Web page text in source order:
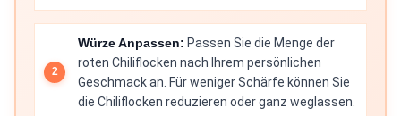
Würze Anpassen: Passen Sie die Menge der
roten Chiliflocken nach Ihrem persönlichen
Geschmack an. Für weniger Schärfe können Sie
die Chiliflocken reduzieren oder ganz weglassen.